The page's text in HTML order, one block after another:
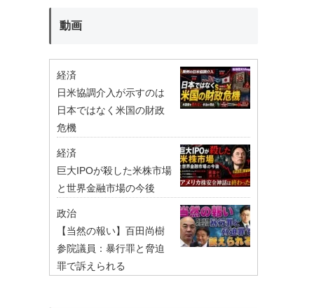
動画
経済
日米協調介入が示すのは
日本ではなく米国の財政
危機
経済
巨大IPOが殺した米株市場
と世界金融市場の今後
政治
【当然の報い】百田尚樹
参院議員：暴行罪と脅迫
罪で訴えられる